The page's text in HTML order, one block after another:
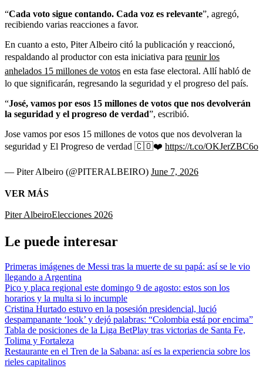
“Cada voto sigue contando. Cada voz es relevante”, agregó,
recibiendo varias reacciones a favor.
En cuanto a esto, Piter Albeiro citó la publicación y reaccionó,
respaldando al productor con esta iniciativa para reunir los
anhelados 15 millones de votos en esta fase electoral. Allí habló de
lo que significarán, regresando la seguridad y el progreso del país.
“José, vamos por esos 15 millones de votos que nos devolverán
la seguridad y el progreso de verdad”, escribió.
Jose vamos por esos 15 millones de votos que nos devolveran la
seguridad y El Progreso de verdad 🇨🇴❤️ https://t.co/OKJerZBC6o
— Piter Albeiro (@PITERALBEIRO) June 7, 2026
VER MÁS
Piter AlbeiroElecciones 2026
Le puede interesar
Primeras imágenes de Messi tras la muerte de su papá: así se le vio
llegando a Argentina
Pico y placa regional este domingo 9 de agosto: estos son los
horarios y la multa si lo incumple
Cristina Hurtado estuvo en la posesión presidencial, lució
despampanante ‘look’ y dejó palabras: “Colombia está por encima”
Tabla de posiciones de la Liga BetPlay tras victorias de Santa Fe,
Tolima y Fortaleza
Restaurante en el Tren de la Sabana: así es la experiencia sobre los
rieles capitalinos